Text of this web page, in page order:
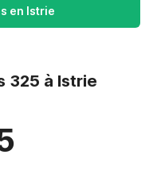
en Istrie
325 à Istrie